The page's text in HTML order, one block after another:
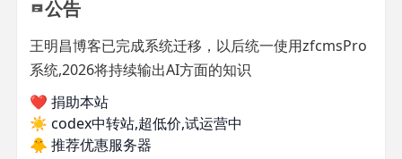
公告
王明昌博客已完成系统迁移，以后统一使用zfcmsPro
系统,2026将持续输出AI方面的知识
❤️ 捐助本站
☀️ codex中转站,超低价,试运营中
🐥 推荐优惠服务器